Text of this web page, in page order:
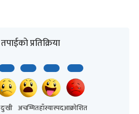
तपाईको प्रतिक्रिया
दुःखी अचम्मितहाँस्यास्पदआक्रोशित